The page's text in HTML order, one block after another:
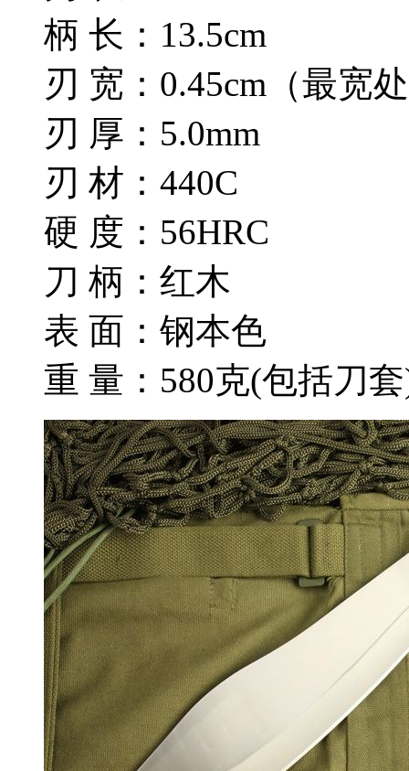
柄 长：13.5cm
刃 宽：0.45cm（最宽
刃 厚：5.0mm
刃 材：440C
硬 度：56HRC
刀 柄：红木
表 面：钢本色
重 量：580克(包括刀